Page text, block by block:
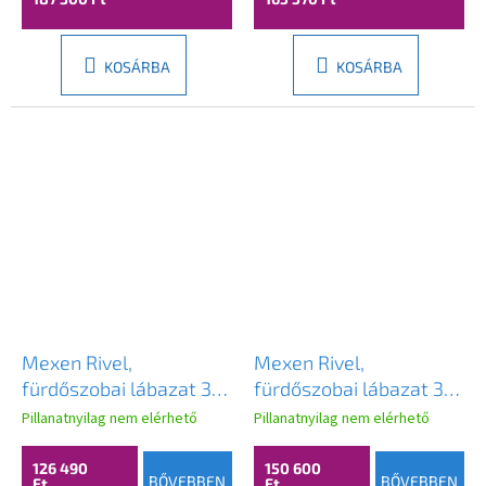
KOSÁRBA KOSÁRBA
Mexen Rivel,
fürdőszobai lábazat 35
cm, 2 ajtós, hornyolt,
diófa, 91A21-03016-2-
BF86
Pillanatnyilag nem elérhető
126 490
BŐVEBBEN
Mexen Rivel,
fürdőszobai lábazat 35
cm, 2 ajtós, hornyolt,
matt szürke, 91A21-
03016-2-BF62
Pillanatnyilag nem elérhető
150 600
BŐVEBBEN